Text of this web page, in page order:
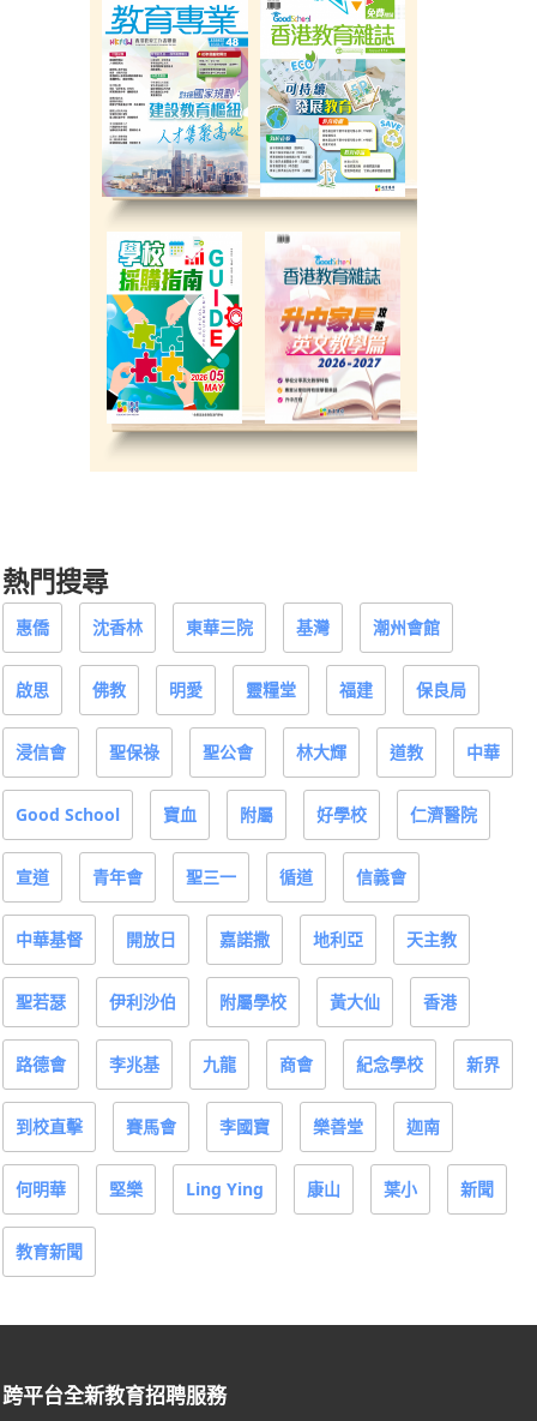
熱門搜尋
惠僑 沈香林 東華三院 基灣 潮州會館
啟思 佛教 明愛 靈糧堂 福建 保良局
浸信會 聖保祿 聖公會 林大輝 道教 中華
Good School 寶血 附屬 好學校 仁濟醫院
宣道 青年會 聖三一 循道 信義會
中華基督 開放日 嘉諾撒 地利亞 天主教
聖若瑟 伊利沙伯 附屬學校 黃大仙 香港
路德會 李兆基 九龍 商會 紀念學校 新界
到校直擊 賽馬會 李國寶 樂善堂 迦南
何明華 堅樂 Ling Ying 康山 葉小 新聞
教育新聞
跨平台全新教育招聘服務